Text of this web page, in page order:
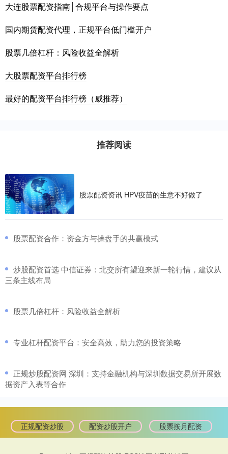
大连股票配资指南│合规平台与操作要点
国内期货配资代理，正规平台低门槛开户
股票几倍杠杆：风险收益全解析
大股票配资平台排行榜
最好的配资平台排行榜（威推荐）
推荐阅读
股票配资资讯 HPV疫苗的生意不好做了
​股票配资合作：资金方与操盘手的共赢模式
​炒股配资首选 中信证券：北交所有望迎来新一轮行情，建议从
三条主线布局
​股票几倍杠杆：风险收益全解析
​专业杠杆配资平台：安全高效，助力您的投资策略
​正规炒股配资网 深圳：支持金融机构与深圳数据交易所开展数
据资产入表等合作
正规配资炒股 配资炒股开户 股票按月配资